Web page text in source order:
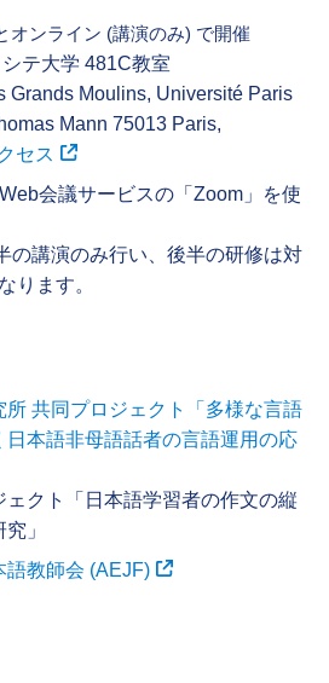
オンライン (講演のみ) で開催
テ大学 481C教室
Grands Moulins, Université Paris
Mann 75013 Paris,
セス
会議サービスの「Zoom」を使
の講演のみ行い、後半の研修は対
ります。
所 共同プロジェクト「多様な言語
日本語非母語話者の言語運用の応
ェクト「日本語学習者の作文の縦
」
語教師会 (AEJF)